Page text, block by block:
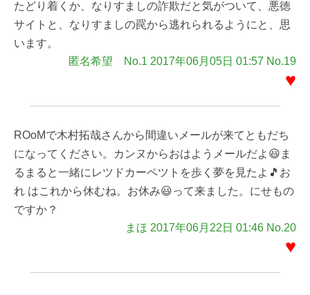
たどり着くか、なりすましの詐欺だと気がついて、悪徳
サイトと、なりすましの罠から逃れられるようにと、思
います。
匿名希望 No.1 2017年06月05日 01:57 No.19
♥
ROoMで木村拓哉さんから間違いメールが来てともだち
になってください。カンヌからおはようメールだよ😃ま
るまると一緒にレツドカーペツトを歩く夢を見たよ🎵お
れ はこれから休むね。お休み😃って来ました。にせもの
ですか？
まほ 2017年06月22日 01:46 No.20
♥